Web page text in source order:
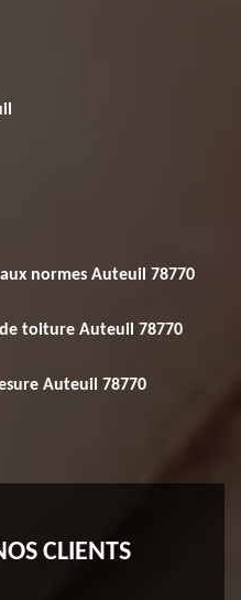
normes Auteuil 78770
toiture Auteuil 78770
Auteuil 78770
CLIENTS